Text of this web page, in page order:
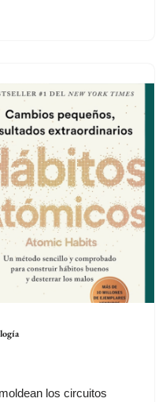
los circuitos